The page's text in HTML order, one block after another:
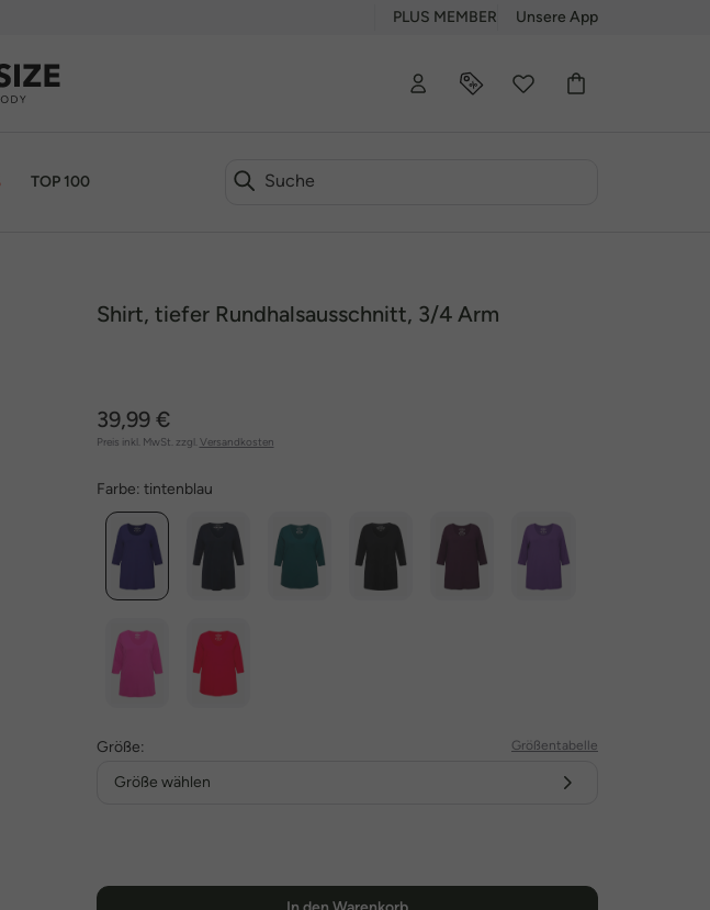
PLUS MEMBER Unsere App
TOP 100
Shirt, tiefer Rundhalsausschnitt, 3/4 Arm
39,99 €
Preis inkl. MwSt. zzgl. Versandkosten
Farbe: tintenblau
Größe: Größentabelle
Größe wählen